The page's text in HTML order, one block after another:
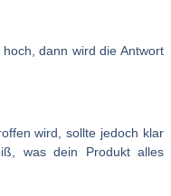
dann wird die Antwort
wird, sollte jedoch klar
was dein Produkt alles